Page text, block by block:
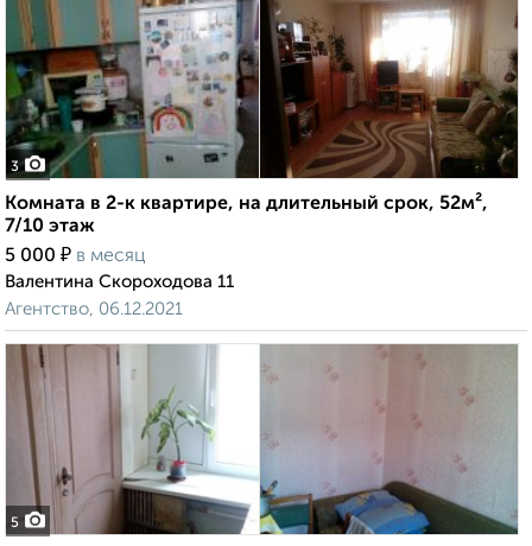
3
Комната в 2-к квартире, на длительный срок, 52м²,
7/10 этаж
5 000 ₽ в месяц
Валентина Скороходова 11
Агентство, 06.12.2021
5